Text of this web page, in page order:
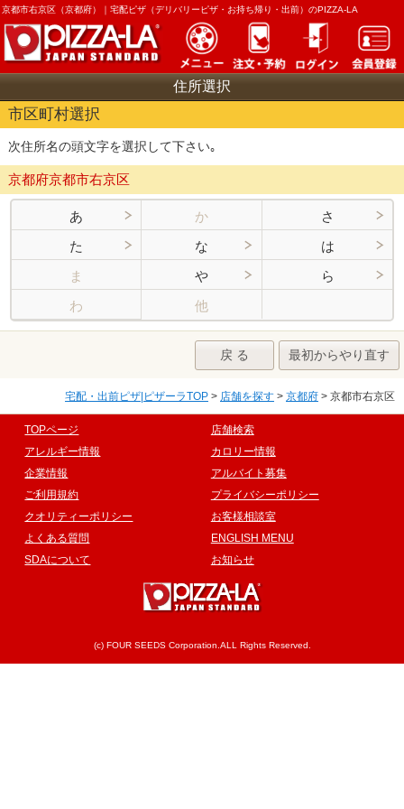
京都市右京区（京都府）｜ 宅配ピザ（デリバリーピザ・お持ち帰り・出前）のPIZZA-LA
住所選択
市区町村選択
次住所名の頭文字を選択して下さい｡
京都府京都市右京区
あ か
さ
た
な
は
ま
や
ら
わ
他
最初からやり直す
戻 る
宅配・出前ピザ|ピザーラTOP > 店舗を探す > 京都府 > 京都市右京区
TOPページ
店舗検索
アレルギー情報
カロリー情報
企業情報
アルバイト募集
ご利用規約
プライバシーポリシー
クオリティーポリシー
お客様相談室
よくある質問
ENGLISH MENU
SDAについて
お知らせ
(c) FOUR SEEDS Corporation.ALL Rights Reserved.